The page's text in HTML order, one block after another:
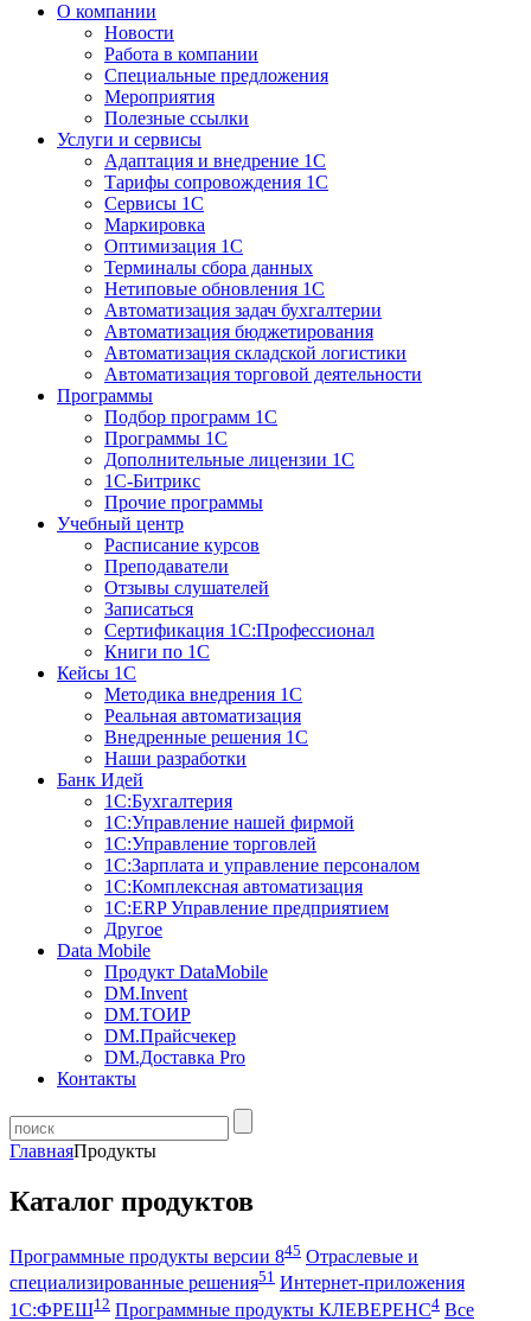
О компании
Новости
Работа в компании
Специальные предложения
Мероприятия
Полезные ссылки
Услуги и сервисы
Адаптация и внедрение 1С
Тарифы сопровождения 1С
Сервисы 1С
Маркировка
Оптимизация 1С
Терминалы сбора данных
Нетиповые обновления 1С
Автоматизация задач бухгалтерии
Автоматизация бюджетирования
Автоматизация складской логистики
Автоматизация торговой деятельности
Программы
Подбор программ 1С
Программы 1С
Дополнительные лицензии 1С
1С-Битрикс
Прочие программы
Учебный центр
Расписание курсов
Преподаватели
Отзывы слушателей
Записаться
Сертификация 1С:Профессионал
Книги по 1С
Кейсы 1С
Методика внедрения 1С
Реальная автоматизация
Внедренные решения 1С
Наши разработки
Банк Идей
1С:Бухгалтерия
1С:Управление нашей фирмой
1С:Управление торговлей
1С:Зарплата и управление персоналом
1С:Комплексная автоматизация
1С:ERP Управление предприятием
Другое
Data Mobile
Продукт DataMobile
DM.Invent
DM.ТОИР
DM.Прайсчекер
DM.Доставка Pro
Контакты
ГлавнаяПродукты
Каталог продуктов
Программные продукты версии 845 Отраслевые и
специализированные решения51 Интернет-приложения
1С:ФРЕШ12 Программные продукты КЛЕВЕРЕНС4 Все